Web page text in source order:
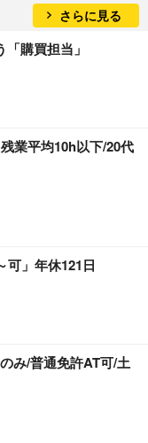
さらに見る
購買担当」
業平均10h以下/20代
可」年休121日
み/普通免許AT可/土